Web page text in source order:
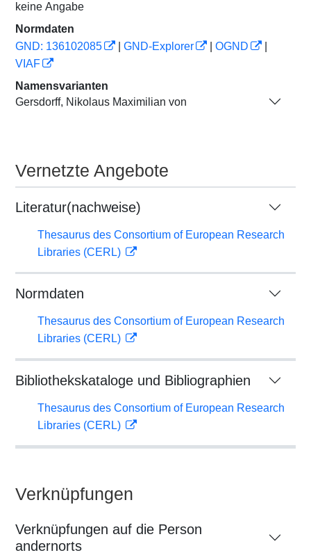
keine Angabe
Normdaten
GND: 136102085
GND-Explorer OGND
VIAF
Namensvarianten
Gersdorff, Nikolaus Maximilian von
Vernetzte Angebote
Literatur(nachweise)
Thesaurus des Consortium of European Research
Libraries (CERL)
Normdaten
Thesaurus des Consortium of European Research
Libraries (CERL)
Bibliothekskataloge und Bibliographien
Thesaurus des Consortium of European Research
Libraries (CERL)
Verknüpfungen
Verknüpfungen auf die Person
andernorts